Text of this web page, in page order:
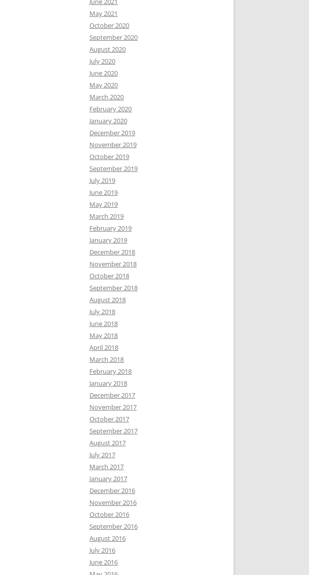
May 2021
October 2020
September 2020
August 2020
July 2020
June 2020
May 2020
March 2020
February 2020
January 2020
December 2019
November 2019
October 2019
September 2019
July 2019
June 2019
May 2019
March 2019
February 2019
January 2019
December 2018
November 2018
October 2018
September 2018
August 2018
July 2018
June 2018
May 2018
April 2018
March 2018
February 2018
January 2018
December 2017
November 2017
October 2017
September 2017
August 2017
July 2017
March 2017
January 2017
December 2016
November 2016
October 2016
September 2016
August 2016
July 2016
June 2016